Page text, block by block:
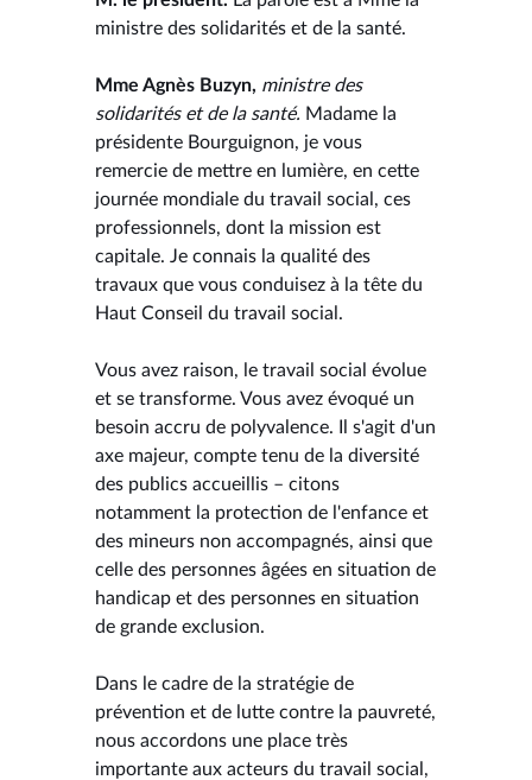
ministre des solidarités et de la santé.
Mme Agnès Buzyn, ministre des
solidarités et de la santé. Madame la
présidente Bourguignon, je vous
remercie de mettre en lumière, en cette
journée mondiale du travail social, ces
professionnels, dont la mission est
capitale. Je connais la qualité des
travaux que vous conduisez à la tête du
Haut Conseil du travail social.
Vous avez raison, le travail social évolue
et se transforme. Vous avez évoqué un
besoin accru de polyvalence. Il s'agit d'un
axe majeur, compte tenu de la diversité
des publics accueillis – citons
notamment la protection de l'enfance et
des mineurs non accompagnés, ainsi que
celle des personnes âgées en situation de
handicap et des personnes en situation
de grande exclusion.
Dans le cadre de la stratégie de
prévention et de lutte contre la pauvreté,
nous accordons une place très
importante aux acteurs du travail social,